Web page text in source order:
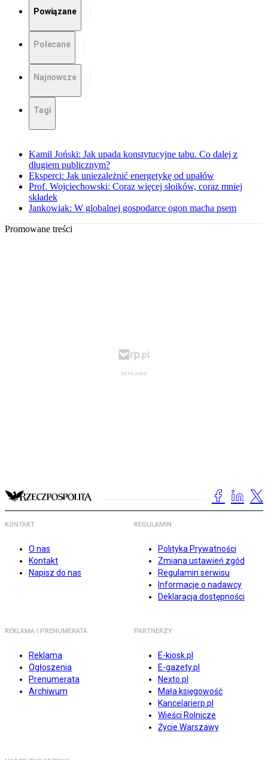
Powiązane
Polecane
Najnowsze
Tagi
Kamil Joński: Jak upada konstytucyjne tabu. Co dalej z
długiem publicznym?
Eksperci: Jak uniezależnić energetykę od upałów
Prof. Wojciechowski: Coraz więcej słoików, coraz mniej
składek
Jankowiak: W globalnej gospodarce ogon macha psem
Promowane treści
KONTAKT
O nas
Kontakt
Napisz do nas
REGULAMIN
Polityka Prywatności
Zmiana ustawień zgód
Regulamin serwisu
Informacje o nadawcy
Deklaracja dostępności
REKLAMA I PRENUMERATA
Reklama
Ogłoszenia
Prenumerata
Archiwum
PARTNERZY
E-kiosk.pl
E-gazety.pl
Nexto.pl
Mała księgowość
Kancelarierp.pl
Wieści Rolnicze
Życie Warszawy